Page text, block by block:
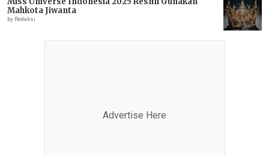
Mahkota Jiwanta
by Redaksi
Advertise Here